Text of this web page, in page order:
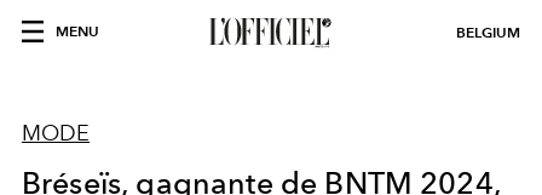
MENU BELGIUM
MODE
Bréseïs, gagnante de BNTM 2024,